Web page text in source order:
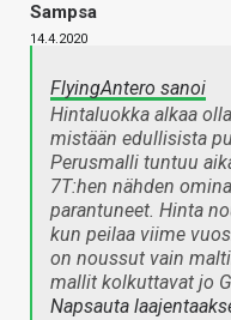
Sampsa
14.4.2020
FlyingAntero sanoi
Hintaluokka alkaa
mistään edullisista
Perusmalli tuntuu
7T:hen nähden
parantuneet. Hinta
kun peilaa viime
on noussut vain
mallit kolkuttavat jo
Napsauta